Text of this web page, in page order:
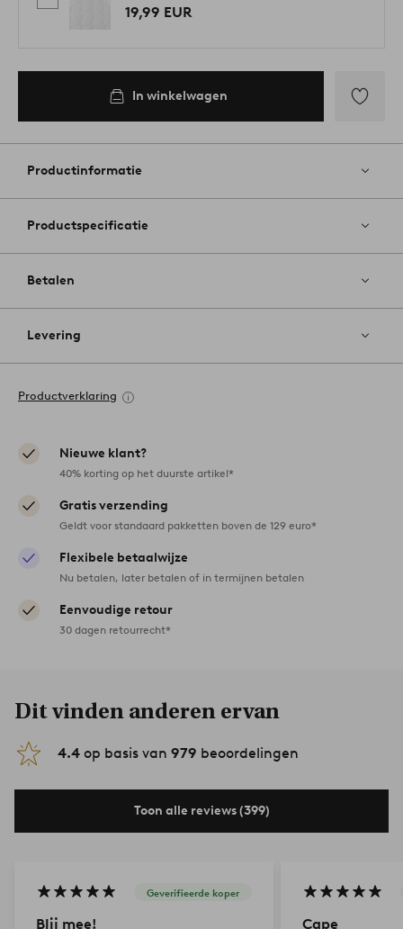
19,99 EUR
In winkelwagen
aan
Productinformatie
Productspecificatie
Betalen
Levering
Productverklaring
Nieuwe klant?
40% korting op het duurste artikel*
Gratis verzending
Geldt voor standaard pakketten boven de 129 euro*
Flexibele betaalwijze
Nu betalen, later betalen of in termijnen betalen
Eenvoudige retour
30 dagen retourrecht*
Dit vinden anderen ervan
4.4 op basis van 979 beoordelingen
Toon alle reviews (399)
Geverifieerde koper
Blij mee! Cape